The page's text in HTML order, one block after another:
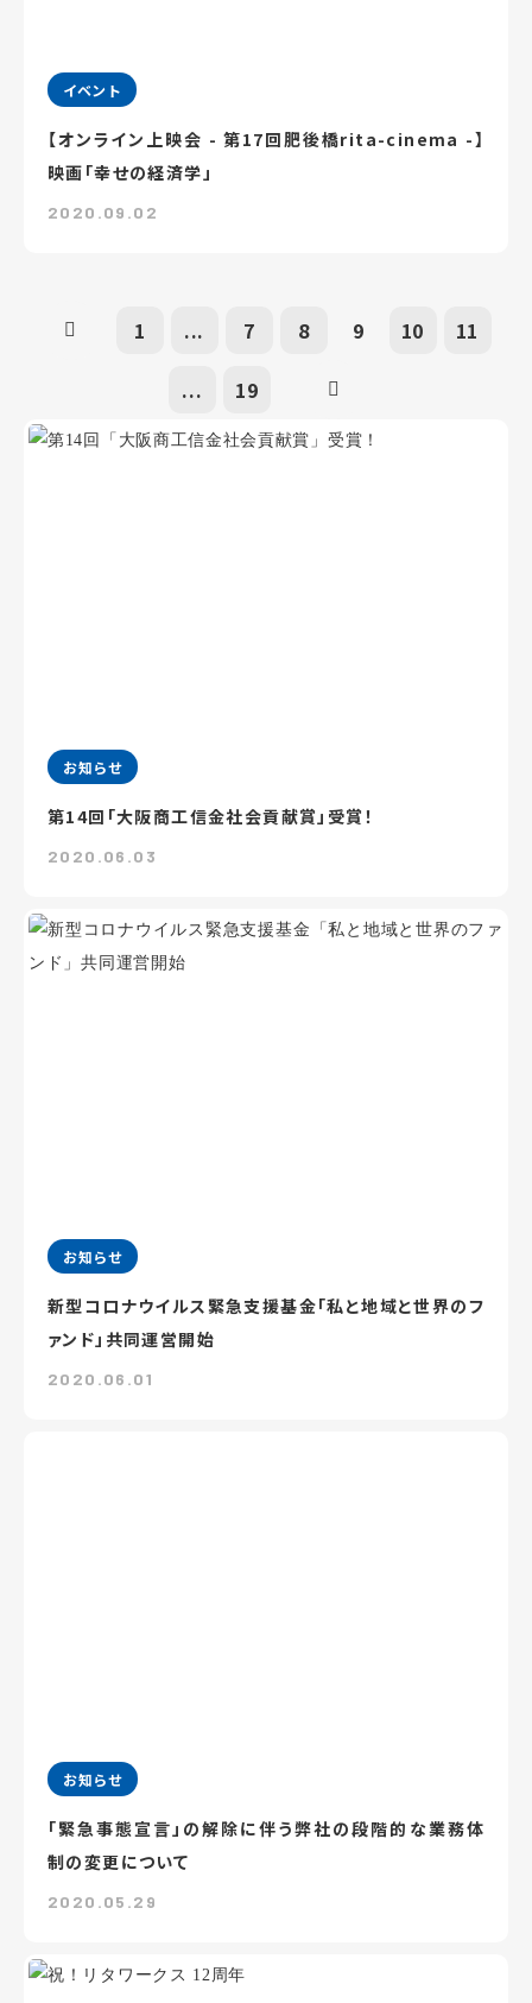
イベント
【オンライン上映会 - 第17回肥後橋rita-cinema -】
映画「幸せの経済学」
2020.09.02
1 ... 7 8 9 10 11
... 19
お知らせ
第14回「大阪商工信金社会貢献賞」受賞！
2020.06.03
お知らせ
新型コロナウイルス緊急支援基金「私と地域と世界のフ
ァンド」共同運営開始
2020.06.01
お知らせ
「緊急事態宣言」の解除に伴う弊社の段階的な業務体
制の変更について
2020.05.29